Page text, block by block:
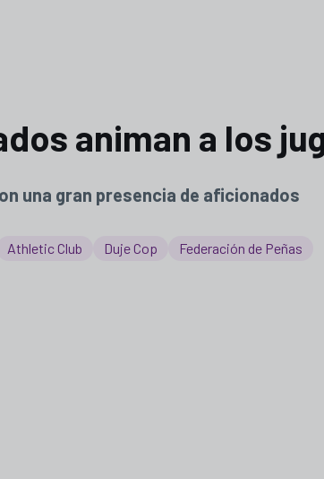
animan a los
una gran presencia de aficionados
Athletic Club Duje Cop Federación de Peñas